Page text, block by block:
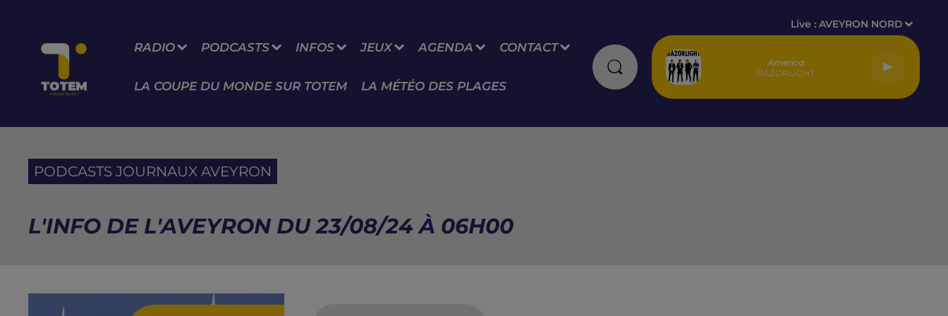
RADIO PODCASTS INFOS JEUX AGENDA CONTACT
LA COUPE DU MONDE SUR TOTEM LA MÉTÉO DES PLAGES
Live :AVEYRON NORD
America
RAZORLIGHT
PODCASTS JOURNAUX AVEYRON
L'INFO DE L'AVEYRON DU 23/08/24 À 06H00